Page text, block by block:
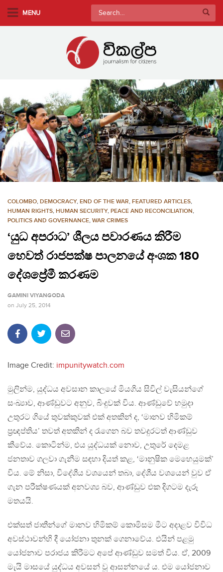
i
n
c
o
n
t
e
MENU
Search
for:
COLOMBO, DEMOCRACY, END OF THE WAR, FEATURED ARTICLES,
HUMAN RIGHTS, HUMAN SECURITY, PEACE AND RECONCILIATION,
POLITICS AND GOVERNANCE, WAR CRIMES
‘යුධ අපරාධ’ ශීලය පවාරණය කිරීම
හෙවත් රාජපක්ෂ පාලනයේ අංශක 180
දේශප්‍රේමී කරණම
GAMINI VIYANGODA
on July 25, 2014
Image Credit: impunitywatch.com
මුලින්ම, යුද්ධය අවසාන කාලයේ මියගිය සිවිල් වැසියන්ගේ
සංඛ්‍යාව, ආණ්ඩුවට අනුව, බිංදුවක් විය. ආණ්ඩුවේ හමුදා
උතුරට ගියේ තුවක්කුවක් එක් අතකින් ද, ‘මානව හිමිකම්
ප‍්‍රඥප්තිය’ තවත් අතකින් ද රැගෙන බව තවදුරටත් ආණ්ඩුව
කීවේය. කොටින්ම, එය යුද්ධයක් නොව, උතුරේ දෙමළ
ජනතාව ගලවා ගැනීම සඳහා දියත් කළ, ‘මානුෂික මෙහෙයුමක්’
විය. මේ නිසා, විදේශීය වශයෙන් තබා, දේශීය වශයෙන් වුව ඒ
ගැන පරීක්ෂණයක් අනවශ්‍ය බව, ආණ්ඩුව එක දිගටම දැරූ
මතයයි.
එක්සත් ජාතීන්ගේ මානව හිමිකම් කොමිසම මීට අදාළව විවිධ
අවස්ථාවන්හි දී යෝජනා තුනක් ගෙනාවේය. එයින් පළමු
යෝජනාව පරාජය කිරීමට අපේ ආණ්ඩුව සමත් විය. ඒ, 2009
මැයි මාසයේ යුද්ධය අවසන් වූ ආසන්නයේ ය. එම යෝජනාව